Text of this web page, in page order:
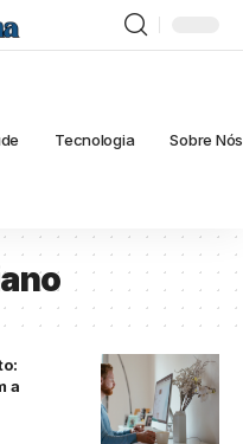
Tecnologia Sobre Nós
a